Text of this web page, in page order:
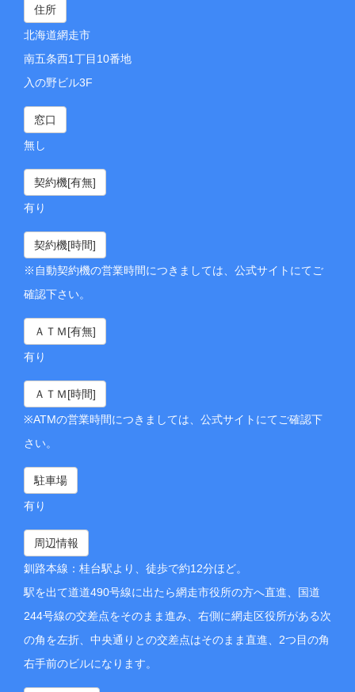
住所
北海道網走市
南五条西1丁目10番地
入の野ビル3F
窓口
無し
契約機[有無]
有り
契約機[時間]
※自動契約機の営業時間につきましては、公式サイトにてご
確認下さい。
ＡＴＭ[有無]
有り
ＡＴＭ[時間]
※ATMの営業時間につきましては、公式サイトにてご確認下
さい。
駐車場
有り
周辺情報
釧路本線：桂台駅より、徒歩で約12分ほど。
駅を出て道道490号線に出たら網走市役所の方へ直進、国道
244号線の交差点をそのまま進み、右側に網走区役所がある次
の角を左折、中央通りとの交差点はそのまま直進、2つ目の角
右手前のビルになります。